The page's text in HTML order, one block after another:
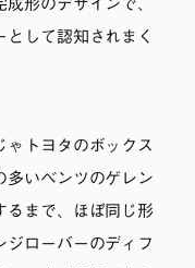
形のデザインで、
して認知されまく
ゃトヨタのボックス
多いベンツのゲレン
るまで、ほぼ同じ形
ジローバーのディフ